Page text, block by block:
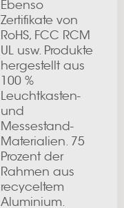
Ebenso
Zertifikate von
RoHS, FCC RCM
UL usw. Produkte
hergestellt aus
100 %
Leuchtkasten-
und
Messestand-
Materialien. 75
Prozent der
Rahmen aus
recyceltem
Aluminium.